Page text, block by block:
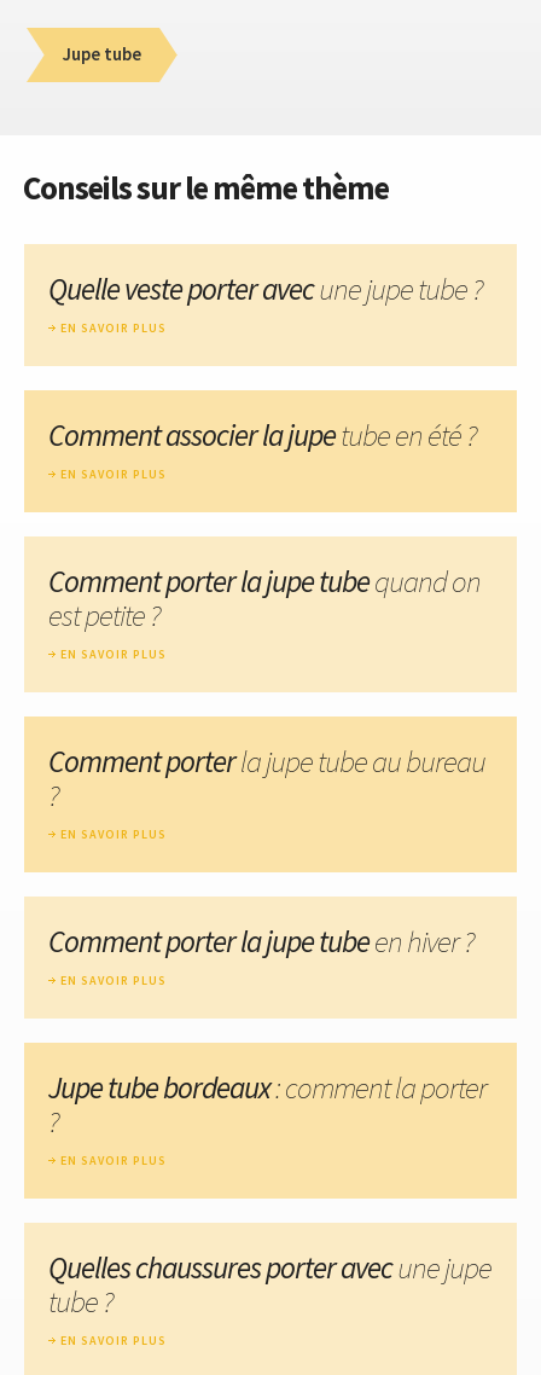
Jupe tube
Conseils sur le même thème
Quelle veste porter avecune jupe tube ?
EN SAVOIR PLUS
Comment associer la jupetube en été ?
EN SAVOIR PLUS
Comment porter la jupe tubequand on
est petite ?
EN SAVOIR PLUS
Comment porterla jupe tube au bureau
?
EN SAVOIR PLUS
Comment porter la jupe tubeen hiver ?
EN SAVOIR PLUS
Jupe tube bordeaux: comment la porter
?
EN SAVOIR PLUS
Quelles chaussures porter avecune jupe
tube ?
EN SAVOIR PLUS